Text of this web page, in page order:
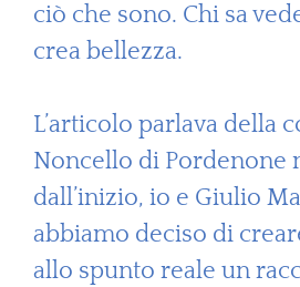
ciò che sono. Chi sa
crea bellezza.
L’articolo parlava della
Noncello di Pordenone
dall’inizio, io e Giulio
abbiamo deciso di
allo spunto reale un